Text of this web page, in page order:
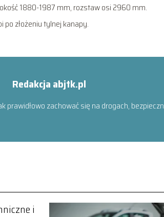
1880-1987 mm, rozstaw osi 2960 mm.
złożeniu tylnej kanapy.
Redakcja abjtk.pl
zachować się na drogach,
i